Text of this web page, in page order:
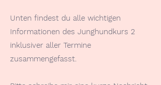
Unten findest du alle wichtigen
Informationen des Junghundkurs 2
inklusiver aller Termine
zusammengefasst.